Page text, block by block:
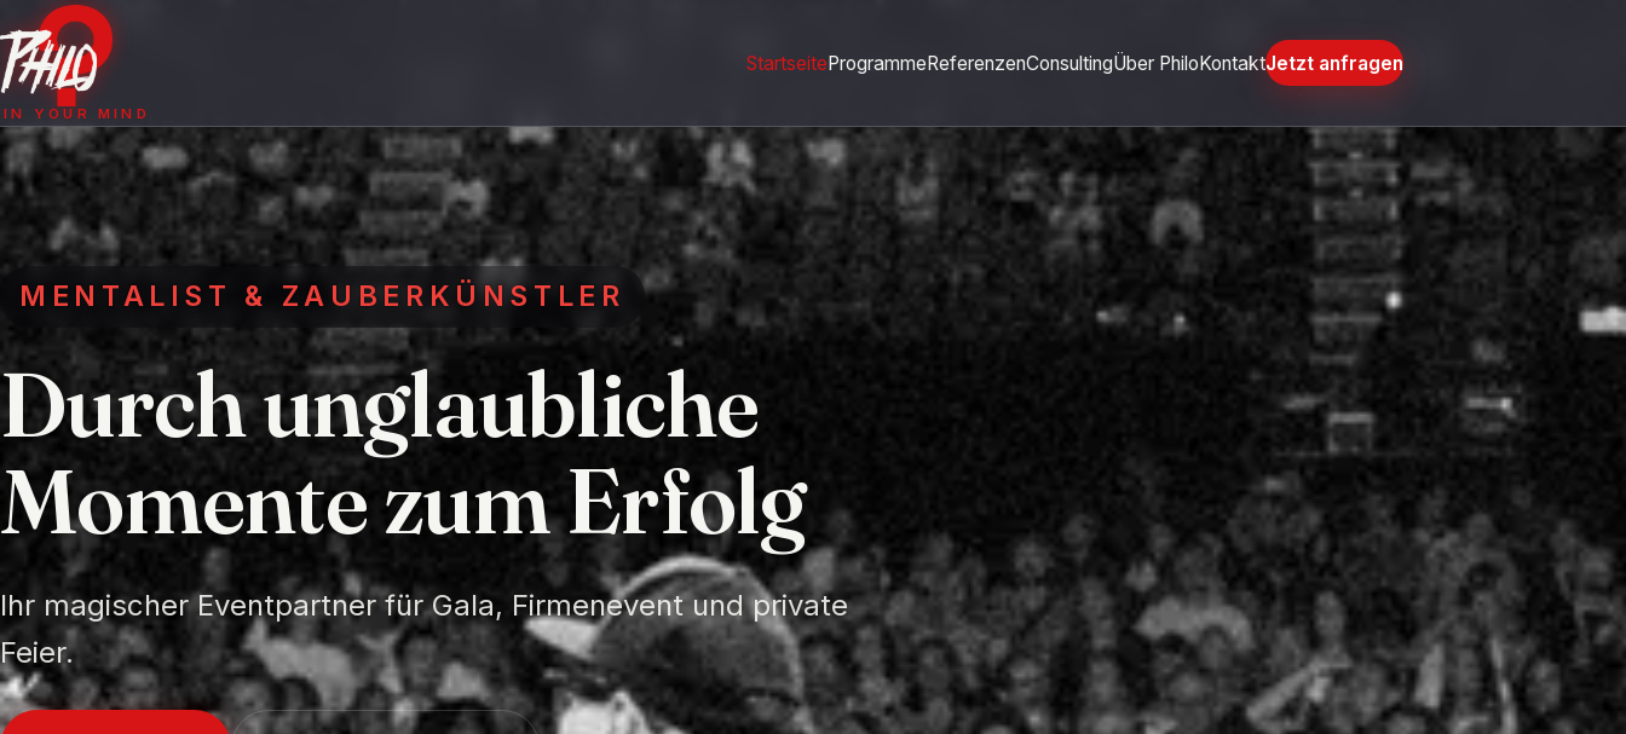
IN YOUR MIND
StartseiteProgrammeReferenzenConsultingÜber PhiloKontaktJetzt anfragen
MENTALIST & ZAUBERKÜNSTLER
Durch unglaubliche
Momente zum Erfolg
Ihr magischer Eventpartner für Gala, Firmenevent und private
Feier.